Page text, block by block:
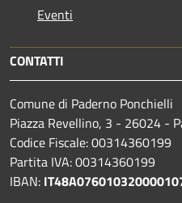
Eventi
CONTATTI
Comune di Paderno Ponchielli
Piazza Revellino, 3 - 26024 -
Codice Fiscale: 00314360199
Partita IVA: 00314360199
IBAN: